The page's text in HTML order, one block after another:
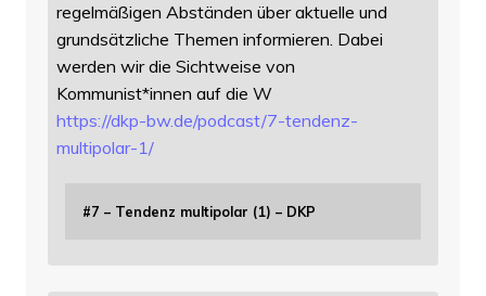
regelmäßigen Abständen über aktuelle und
grundsätzliche Themen informieren. Dabei
werden wir die Sichtweise von
Kommunist*innen auf die W
https://dkp-bw.de/podcast/7-tendenz-
multipolar-1/
#7 – Tendenz multipolar (1) – DKP